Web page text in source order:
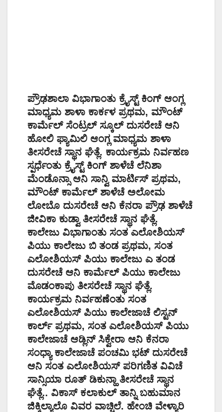
ಪ್ರೌಢಶಾಲಾ ವಿಭಾಗಾಂತು ಕ್ರೈಸ್ಟ್ ಕಿಂಗ್ ಆಂಗ್ಲ
ಮಾಧ್ಯಮ ಶಾಳಾ ಕಾರ್ಕಳ ಪ್ರಥಮ, ಮೌಂಟ್
ಕಾರ್ಮೆಲ್ ಸೆಂಟ್ರಲ್ ಸ್ಕೂಲ್ ದುಸರೇಚೆ ಆನಿ
ಹೋಲಿ ಫ್ಯಾಮಿಲಿ ಆಂಗ್ಲ ಮಾಧ್ಯಮ ಶಾಳಾ
ತೀಸರೇಚೆ ಸ್ಥಾನ ಘೆತ್ಲೆ. ಕಾರ್ಯಕ್ರಮ ನಿರ್ವಹಣ
ಸ್ಪರ್ಧೆಂತು ಕ್ರೈಸ್ಟ್ ಕಿಂಗ್ ಶಾಳೆಚೆ ಲೆನಿಶಾ
ಮೆಂಡೊನ್ಸಾ ಆನಿ ಸಾನ್ವಿ ಮಾರ್ಟಿಸ್ ಪ್ರಥಮ,
ಮೌಂಟ್ ಕಾರ್ಮೆಲ್ ಶಾಳೆಚೆ ಅಲೋಮ
ಲೋಬೊ ದುಸರೇಚೆ ಆನಿ ಕೆನರಾ ಪ್ರೌಢ ಶಾಳೆಚೆ
ಜೀವಿಕಾ ಕುಡ್ವಾ ತೀಸರೇಚೆ ಸ್ಥಾನ ಘೆತ್ಲೆ.
ಕಾಲೇಜು ವಿಭಾಗಾಂತು ಸಂತ ಎಲೋಶಿಯಸ್
ಪಿಯು ಕಾಲೇಜು ಬಿ ತಂಡ ಪ್ರಥಮ, ಸಂತ
ಎಲೋಶಿಯಸ್ ಪಿಯು ಕಾಲೇಜು ಎ ತಂಡ
ದುಸರೇಚೆ ಆನಿ ಕಾರ್ಮೆಲ್ ಪಿಯು ಕಾಲೇಜು
ಮೊಡಂಕಾಪು ತೀಸರೇಚೆ ಸ್ಥಾನ ಘೆತ್ಲೆ.
ಕಾರ್ಯಕ್ರಮ ನಿರ್ವಹಣೆಂತು ಸಂತ
ಎಲೋಶಿಯಸ್ ಪಿಯು ಕಾಲೇಜಾಚೆ ಲಿಸ್ಟನ್
ಕಾರ್ಲ್ ಪ್ರಥಮ, ಸಂತ ಎಲೋಶಿಯಸ್ ಪಿಯು
ಕಾಲೇಜಾಚೆ ಆಡ್ಲಿನ್ ಸಿಕ್ವೇರಾ ಆನಿ ಕೆನರಾ
ಸಂಧ್ಯಾ ಕಾಲೇಜಾಚೆ ಪಂಚಮಿ ಭಟ್ ದುಸರೇಚೆ
ಆನಿ ಸಂತ ಎಲೋಶಿಯಸ್ ಪರಿಗಣಿತ ವಿವಿಚೆ
ಸಾನ್ಸಿಯಾ ರೂತ್ ಡಿಕುನ್ಹಾ ತೀಸರೇಚೆ ಸ್ಥಾನ
ಘೆತ್ಲೆ.. ವಿಕಾಸ್ ಕಲಾಕುಲ್ ತಾನ್ನಿ ಬಹುಮಾನ
ಜಿಕ್ಕಿಲ್ಯಾಲೊ ವಿವರ ವಾಚ್ಚಿಲೆ. ಹೇಂಚಿ ವೇಳ್ಯಾರಿ